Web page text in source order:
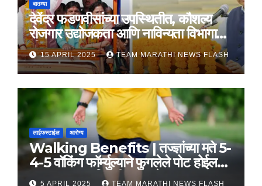
बातम्या
देवेंद्र फडणवीसांच्या उपस्थितीत, कौशल्य
रोजगार उद्योजकता आणि नाविन्यता विभागाचे
तीन सामंजस्य करार
15 APRIL 2025 TEAM MARATHI NEWS FLASH
लाईफस्टाईल आरोग्य
Walking Benefits | तज्ज्ञांच्या मते 5-
4-5 वॉकिंग फॉर्म्युल्याने फुगलेले पोट होईल
लवकर सपाट, मिळतील फायदे
5 APRIL 2025 TEAM MARATHI NEWS FLASH